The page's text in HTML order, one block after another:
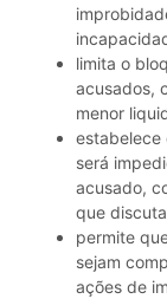
limita o
acusados,
menor
estabelece
será
acusado,
que
permite
sejam
ações de